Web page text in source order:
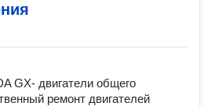
GX- двигатели общего
ремонт двигателей